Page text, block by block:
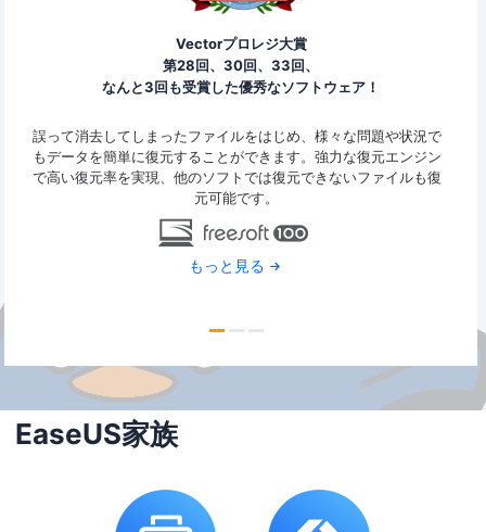
Vectorプロレジ大賞
第28回、30回、33回、
なんと3回も受賞した優秀なソフトウェア！
誤って消去してしまったファイルをはじめ、様々な問題や状況で
もデータを簡単に復元することができます。強力な復元エンジン
で高い復元率を実現、他のソフトでは復元できないファイルも復
元可能です。
もっと見る
EaseUS家族